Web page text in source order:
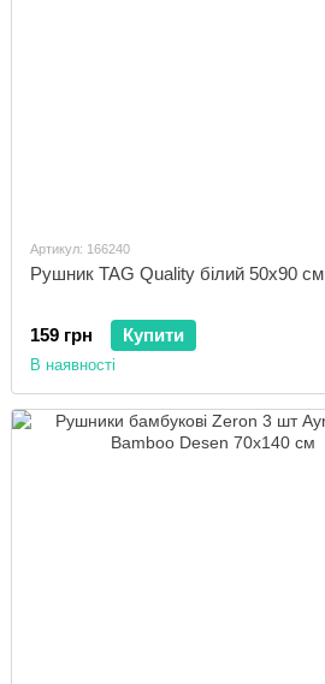
Артикул: 166240
Рушник TAG Quality білий 50x90 см
159 грн Купити
В наявності